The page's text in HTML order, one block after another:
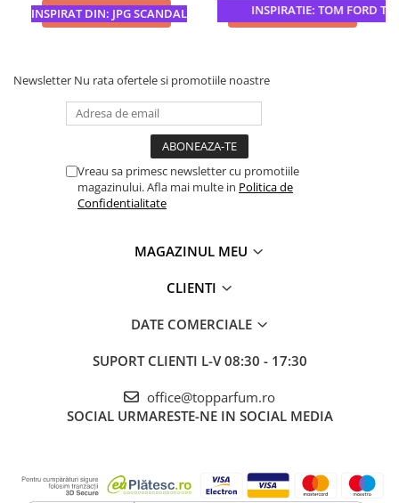
INSPIRAT DIN: JPG SCANDAL
ADAUGA IN COS INSPIRATIE: TOM FORD
ADAUGA IN COS
Newsletter Nu rata ofertele si promotiile noastre
Vreau sa primesc newsletter cu promotiile
magazinului. Afla mai multe in Politica de
Confidentialitate
MAGAZINUL MEU
CLIENTI
DATE COMERCIALE
SUPORT CLIENTI L-V 08:30 - 17:30
office@topparfum.ro
SOCIAL URMARESTE-NE IN SOCIAL MEDIA